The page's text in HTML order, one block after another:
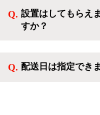
活を応援するような
電、調理家電、生活
設置はしてもらえ
すか？
神奈川・千葉)におい
配送日は指定でき